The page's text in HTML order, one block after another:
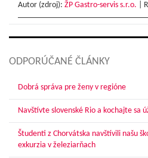
Autor (zdroj): ŽP Gastro-servis s.r.o.
ODPORÚČANÉ ČLÁNKY
Dobrá správa pre ženy v regióne
Navštívte slovenské Rio a kochajte sa
Študenti z Chorvátska navštívili našu
exkurzia v železiarňach